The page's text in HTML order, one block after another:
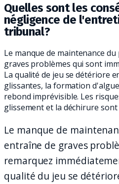
Quelles sont les
négligence de
tribunal?
Le manque de maintenance
graves problèmes qui sont
La qualité de jeu se détériore
glissantes, la formation
rebond imprévisible. Les
glissement et la déchirure
Le manque de
entraîne de graves
remarquez
qualité du jeu se